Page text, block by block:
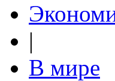
|
В мире